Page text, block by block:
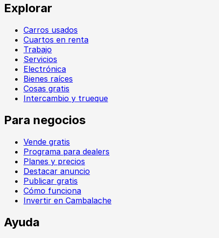
Explorar
Carros usados
Cuartos en renta
Trabajo
Servicios
Electrónica
Bienes raíces
Cosas gratis
Intercambio y trueque
Para negocios
Vende gratis
Programa para dealers
Planes y precios
Destacar anuncio
Publicar gratis
Cómo funciona
Invertir en Cambalache
Ayuda